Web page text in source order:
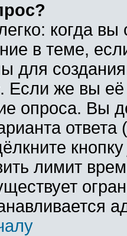
когда
в теме,
для
. Если же вы её
опроса. Вы
ответа
лимит